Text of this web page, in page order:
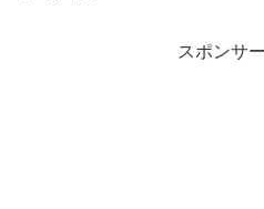
スポンサ